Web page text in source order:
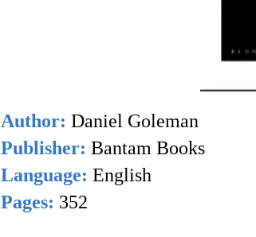
Author: Daniel Goleman
Publisher: Bantam Books
Language: English
Pages: 352